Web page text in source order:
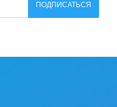
ПОДПИСАТЬСЯ